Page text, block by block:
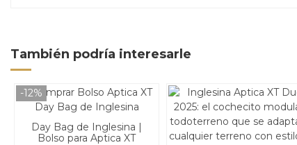
También podría interesarle
-12%
Day Bag de Inglesina |
Bolso para Aptica XT